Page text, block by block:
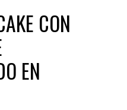
CON
EN